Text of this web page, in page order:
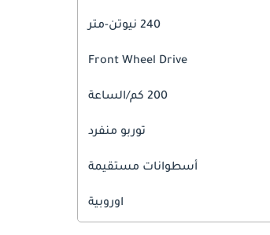
240 نيوتن-متر
Front Wheel Drive
200 كم/الساعة
توربو منفرد
أسطوانات مستقيمة
اوروبية